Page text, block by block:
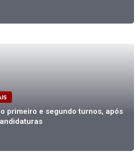
primeiro e segundo turnos, após